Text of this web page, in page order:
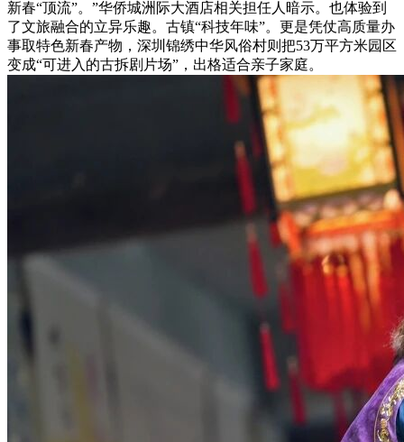
新春“顶流”。”华侨城洲际大酒店相关担任人暗示。也体验到
了文旅融合的立异乐趣。古镇“科技年味”。更是凭仗高质量办
事取特色新春产物，深圳锦绣中华风俗村则把53万平方米园区
变成“可进入的古拆剧片场”，出格适合亲子家庭。